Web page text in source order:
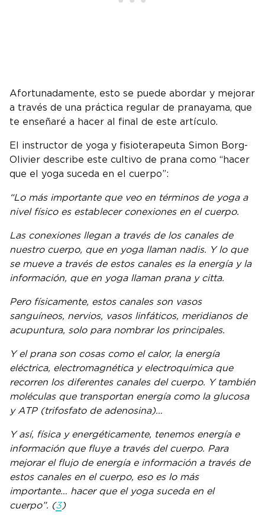
Afortunadamente, esto se puede abordar y mejorar
a través de una práctica regular de pranayama, que
te enseñaré a hacer al final de este artículo.
El instructor de yoga y fisioterapeuta Simon Borg-
Olivier describe este cultivo de prana como “hacer
que el yoga suceda en el cuerpo”:
“Lo más importante que veo en términos de yoga a
nivel físico es establecer conexiones en el cuerpo.
Las conexiones llegan a través de los canales de
nuestro cuerpo, que en yoga llaman nadis. Y lo que
se mueve a través de estos canales es la energía y la
información, que en yoga llaman prana y citta.
Pero físicamente, estos canales son vasos
sanguíneos, nervios, vasos linfáticos, meridianos de
acupuntura, solo para nombrar los principales.
Y el prana son cosas como el calor, la energía
eléctrica, electromagnética y electroquímica que
recorren los diferentes canales del cuerpo. Y también
moléculas que transportan energía como la glucosa
y ATP (trifosfato de adenosina)…
Y así, física y energéticamente, tenemos energía e
información que fluye a través del cuerpo. Para
mejorar el flujo de energía e información a través de
estos canales en el cuerpo, eso es lo más
importante… hacer que el yoga suceda en el
cuerpo”. (3)